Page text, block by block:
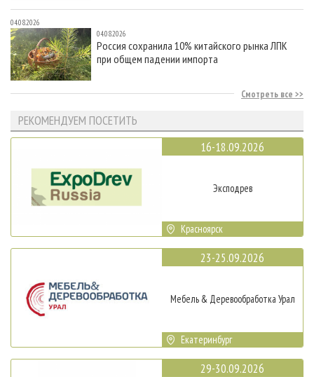
04.08.2026
04.08.2026
Россия сохранила 10% китайского рынка ЛПК
при общем падении импорта
Смотреть все
РЕКОМЕНДУЕМ ПОСЕТИТЬ
16-18.09.2026
Эксподрев
Красноярск
23-25.09.2026
Мебель & Деревообработка Урал
Екатеринбург
29-30.09.2026